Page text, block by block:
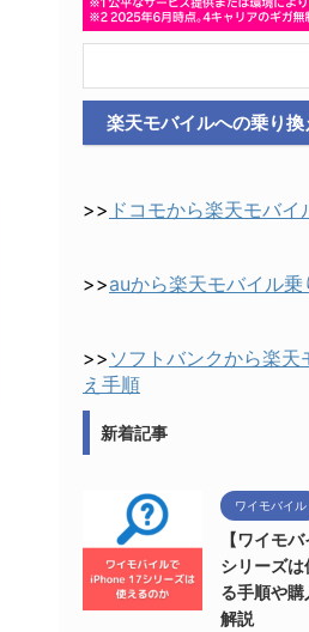
楽天モバイルへの乗り換
>> ドコモから楽天モバ
>>auから楽天モバイル乗
>> ソフトバンクから楽天
え手順
新着記事
ワイモバイル
【ワイモ
シリーズ
る手順や
解説